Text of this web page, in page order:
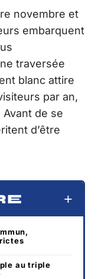
novembre et
embarquent
traversée
blanc attire
par an,
de se
d’être
au triple